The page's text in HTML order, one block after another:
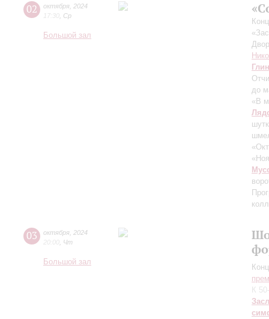
02 октября 2024
17:30 Ср
Большой зал
до
«В
03 октября 2024
20:00 Чт
Большой зал
К